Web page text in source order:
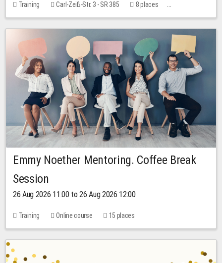
Training Carl-Zeiß-Str. 3 - SR 385
8 places
20.00 EUR
Emmy Noether Mentoring. Coffee Break
Session
26 Aug 2026 11:00 to 26 Aug 2026 12:00
Training Online course 15 places